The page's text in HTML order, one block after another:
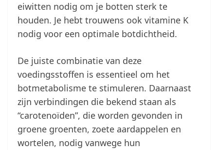
eiwitten nodig om je botten sterk te
houden. Je hebt trouwens ook vitamine K
nodig voor een optimale botdichtheid.
De juiste combinatie van deze
voedingsstoffen is essentieel om het
botmetabolisme te stimuleren. Daarnaast
zijn verbindingen die bekend staan als
“carotenoïden”, die worden gevonden in
groene groenten, zoete aardappelen en
wortelen, nodig vanwege hun